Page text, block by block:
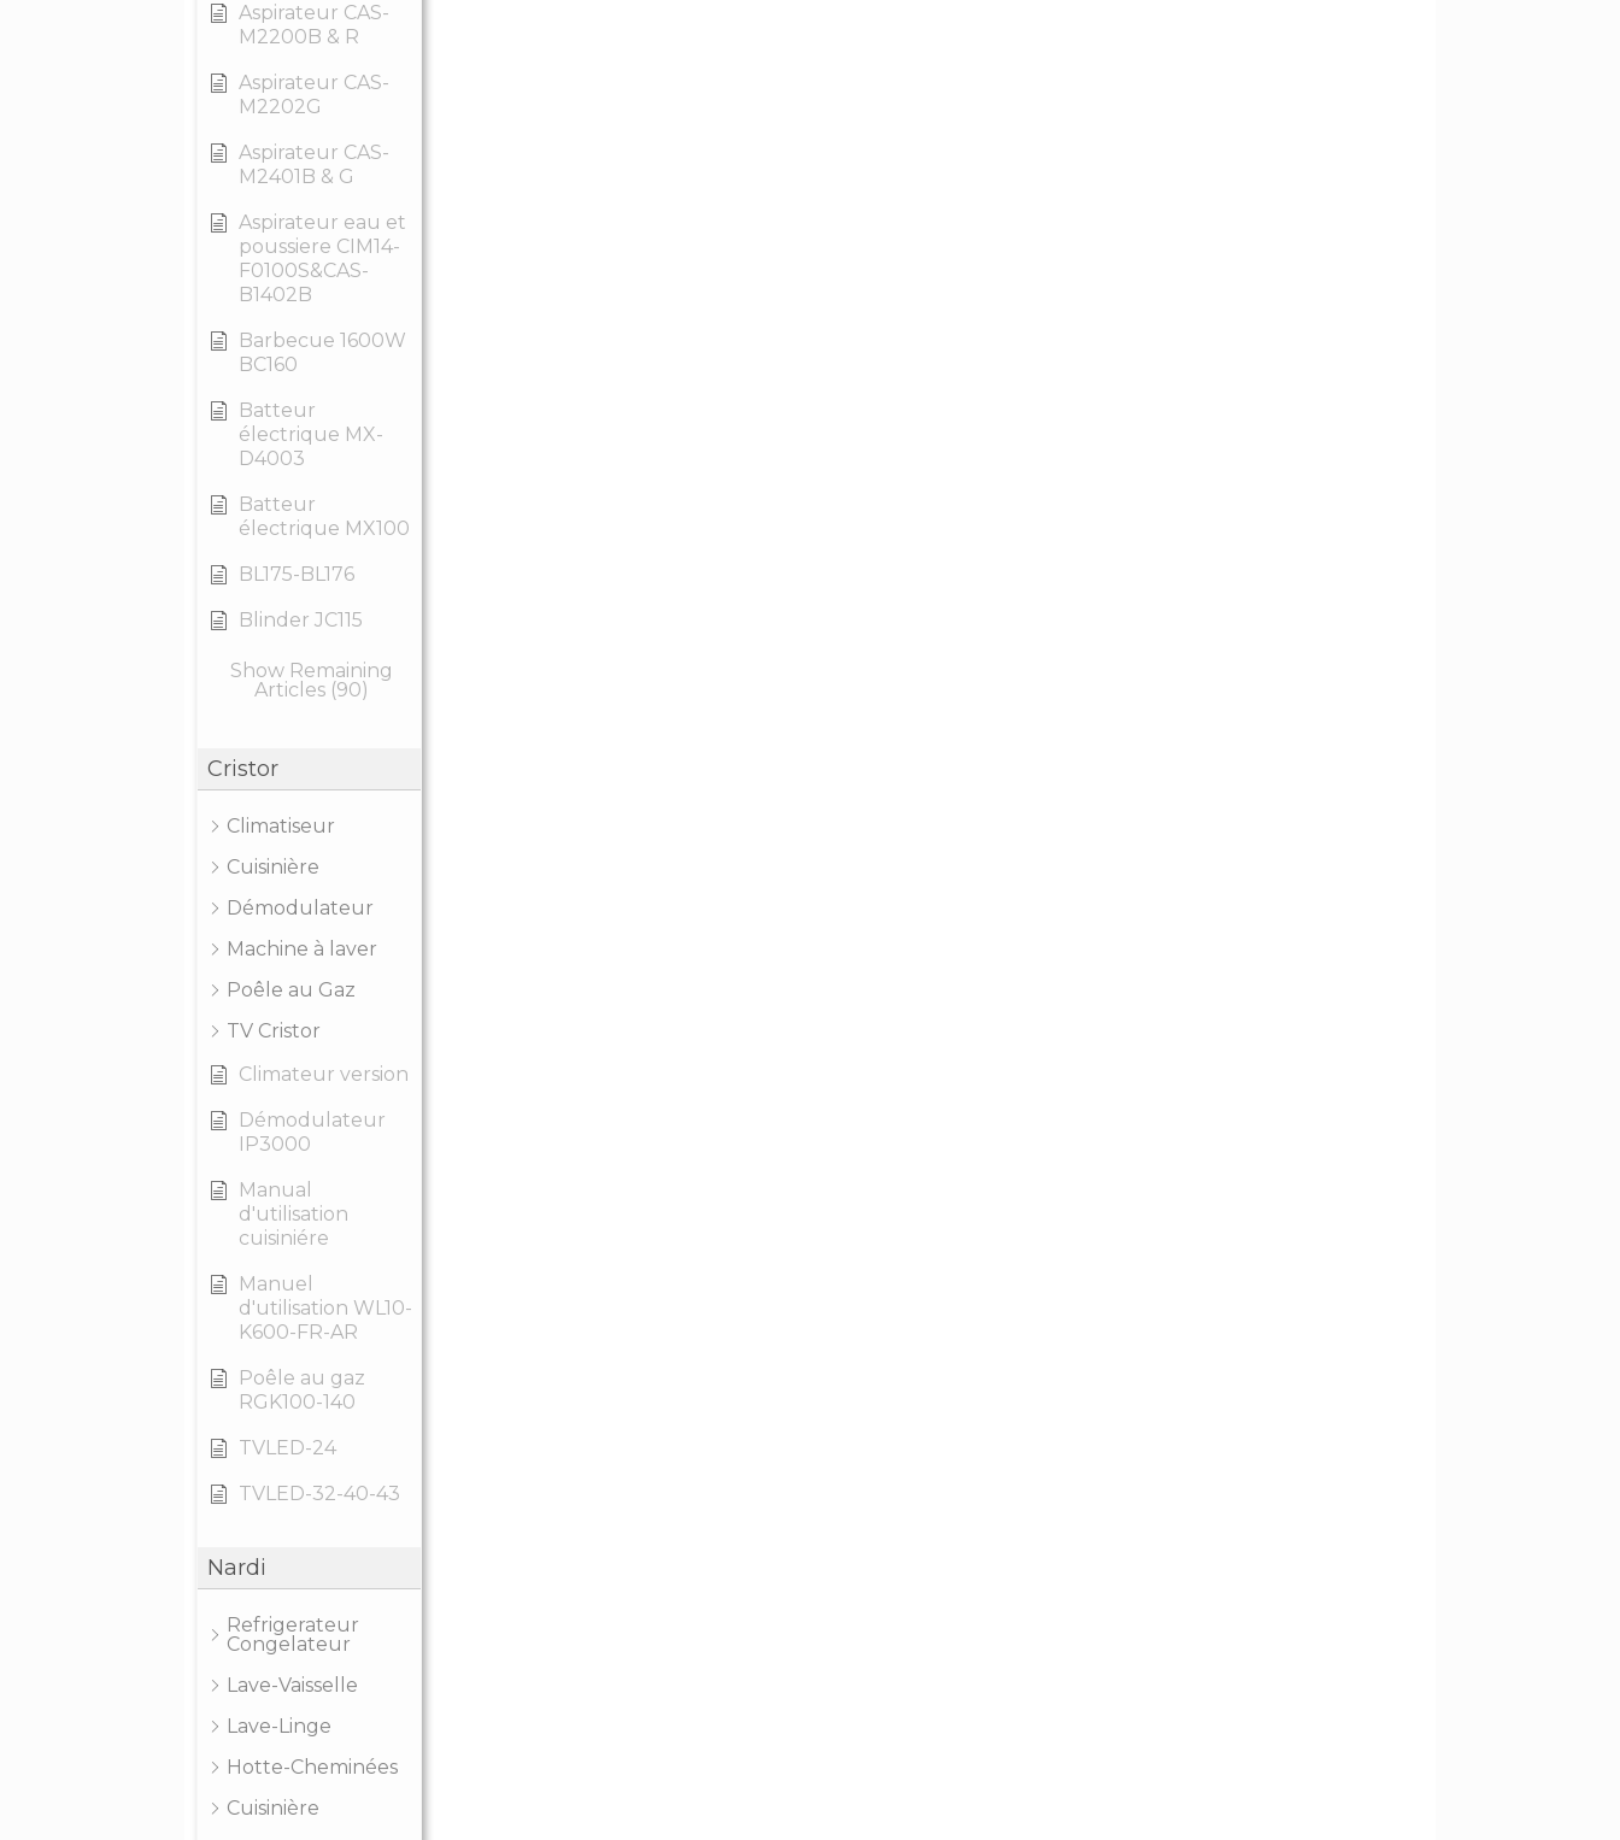
Aspirateur CAS-
M2200B & R
Aspirateur CAS-
M2202G
Aspirateur CAS-
M2401B & G
Aspirateur eau et
poussiere CIM14-
F0100S&CAS-
B1402B
Barbecue 1600W
BC160
Batteur
électrique MX-
D4003
Batteur
électrique MX100
BL175-BL176
Blinder JC115
Show Remaining
Articles (90)
Cristor
Climatiseur
Cuisinière
Démodulateur
Machine à laver
Poêle au Gaz
TV Cristor
Climateur version
Démodulateur
IP3000
Manual
d'utilisation
cuisiniére
Manuel
d'utilisation WL10-
K600-FR-AR
Poêle au gaz
RGK100-140
TVLED-24
TVLED-32-40-43
Nardi
Refrigerateur
Congelateur
Lave-Vaisselle
Lave-Linge
Hotte-Cheminées
Cuisinière